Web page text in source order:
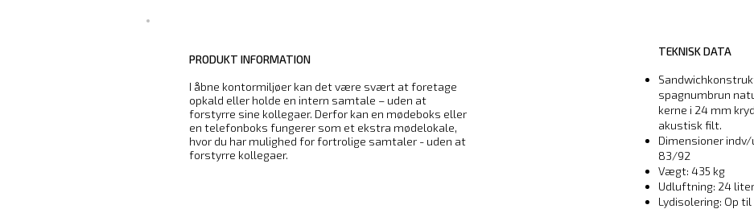
PRODUKT INFORMATION
I åbne kontormiljøer kan det være svært at foretage
opkald eller holde en intern samtale – uden at
forstyrre sine kollegaer. Derfor kan en mødeboks eller
en telefonboks fungerer som et ekstra mødelokale,
hvor du har mulighed for fortrolige samtaler - uden at
forstyrre kollegaer.
TEKNISK DATA
spagnumbrun
kerne i 24 mm
akustisk filt.
Dimensioner
83/92
Vægt: 435 kg
Udluftning: 24
Lydisolering: Op til